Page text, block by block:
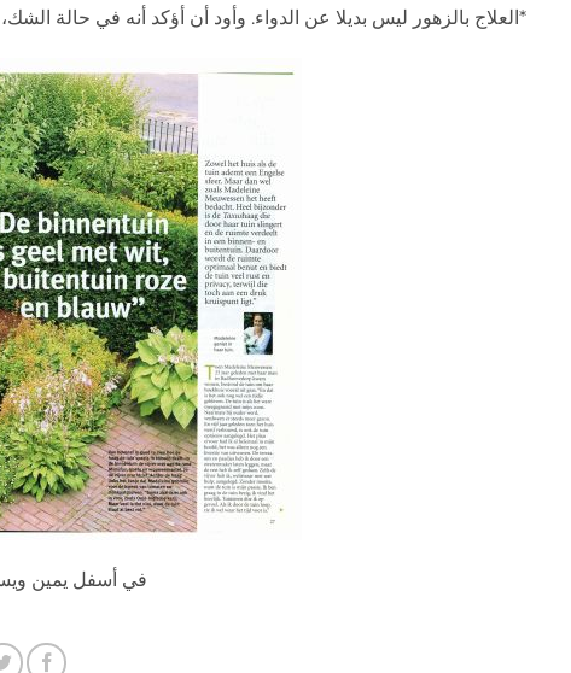
*العلاج بالزهور ليس بديلا عن الدواء. وأود أن أؤكد أنه في حالة
في أسفل يمين